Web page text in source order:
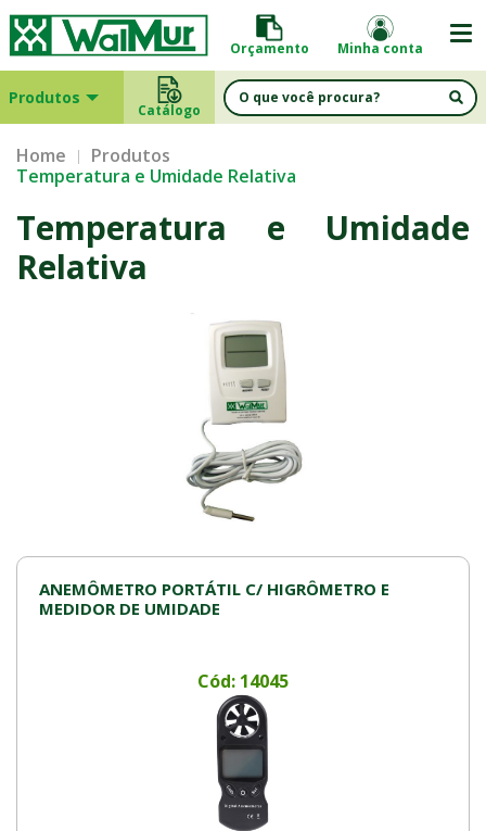
Orçamento Minha conta
Produtos
Catálogo
Home
Produtos
Temperatura e Umidade Relativa
Temperatura e Umidade
Relativa
ANEMÔMETRO PORTÁTIL C/ HIGRÔMETRO E
MEDIDOR DE UMIDADE
Cód: 14045